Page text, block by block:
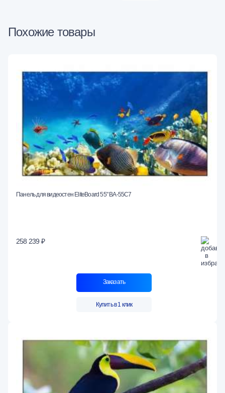
Похожие товары
Панель для видеостен EliteBoard 55" BA-55C7
258 239 ₽
Заказать
Купить в 1 клик